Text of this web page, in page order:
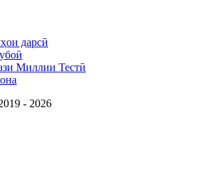
дарсӣ
Миллии Тестӣ
- 2026